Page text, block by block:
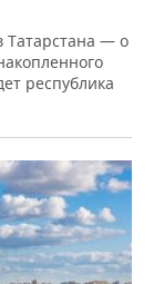
Татарстана — о
республика